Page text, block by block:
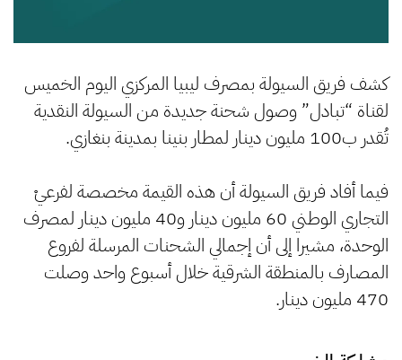
كشف فريق السيولة بمصرف ليبيا المركزي اليوم الخميس
لقناة “تبادل” وصول شحنة جديدة من السيولة النقدية
تُقدر ب100 مليون دينار لمطار بنينا بمدينة بنغازي.
فيما أفاد فريق السيولة أن هذه القيمة مخصصة لفرعيْ
التجاري الوطني 60 مليون دينار و40 مليون دينار لمصرف
الوحدة، مشيرا إلى أن إجمالي الشحنات المرسلة لفروع
المصارف بالمنطقة الشرقية خلال أسبوع واحد وصلت
470 مليون دينار.